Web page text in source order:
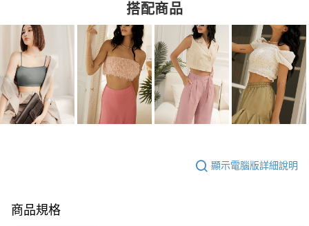
搭配商品
顯示電腦版詳細說明
商品規格